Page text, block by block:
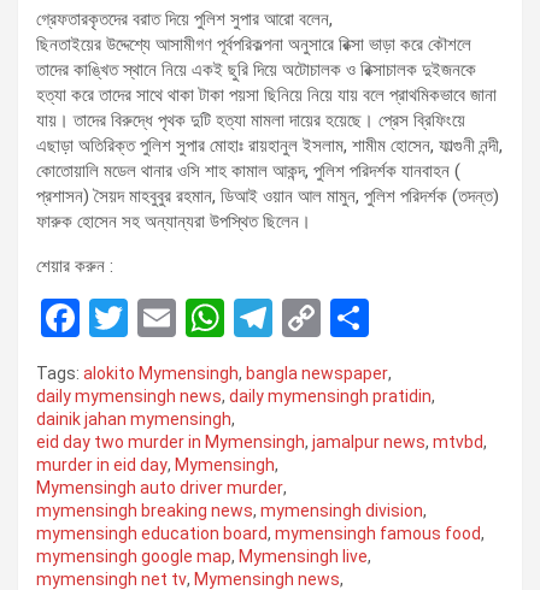
গ্রেফতারকৃতদের বরাত দিয়ে পুলিশ সুপার আরো বলেন,
ছিনতাইয়ের উদ্দেশ্যে আসামীগণ পূর্বপরিকল্পনা অনুসারে রিক্সা ভাড়া করে কৌশলে
তাদের কাঙ্খিত স্থানে নিয়ে একই ছুরি দিয়ে অটোচালক ও রিক্সাচালক দুইজনকে
হত্যা করে তাদের সাথে থাকা টাকা পয়সা ছিনিয়ে নিয়ে যায় বলে প্রাথমিকভাবে জানা
যায়। তাদের বিরুদ্ধে পৃথক দুটি হত্যা মামলা দায়ের হয়েছে। প্রেস ব্রিফিংয়ে
এছাড়া অতিরিক্ত পুলিশ সুপার মোহাঃ রায়হানুল ইসলাম, শামীম হোসেন, ফাল্গুনী নন্দী,
কোতোয়ালি মডেল থানার ওসি শাহ কামাল আকন্দ, পুলিশ পরিদর্শক যানবাহন (
প্রশাসন) সৈয়দ মাহবুবুর রহমান, ডিআই ওয়ান আল মামুন, পুলিশ পরিদর্শক (তদন্ত)
ফারুক হোসেন সহ অন্যান্যরা উপস্থিত ছিলেন।
শেয়ার করুন :
F
a
ce
b
o
o
k
T
wi
tt
er
E
m
ail
W
h
at
s
A
p
p
T
el
e
gr
a
m
C
py
Li
k
ar
e
Tags: alokito Mymensingh, bangla newspaper,
daily mymensingh news, daily mymensingh pratidin,
dainik jahan mymensingh,
eid day two murder in Mymensingh, jamalpur news, mtvbd,
murder in eid day, Mymensingh,
Mymensingh auto driver murder,
mymensingh breaking news, mymensingh division,
mymensingh education board, mymensingh famous food,
mymensingh google map, Mymensingh live,
mymensingh net tv, Mymensingh news,